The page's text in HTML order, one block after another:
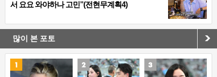
서 요요 와야하나 고민”(전현무계획4)
많이 본 포토